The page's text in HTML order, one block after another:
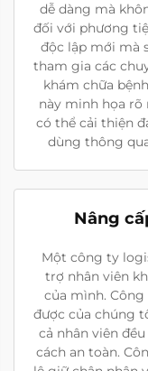
dễ dàng mà
đối với phương
độc lập mới mà
tham gia các
khám chữa
này minh họa rõ
có thể cải thiện
dùng thông
Nâng
Một công ty
trợ nhân viên
của mình.
được của chúng
cả nhân viên
cách an toàn.